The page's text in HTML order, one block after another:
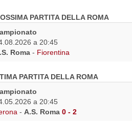
PARTITA DELLA ROMA
a 20:45
Roma - Fiorentina
PARTITA DELLA ROMA
a 20:45
- A.S. Roma 0 - 2